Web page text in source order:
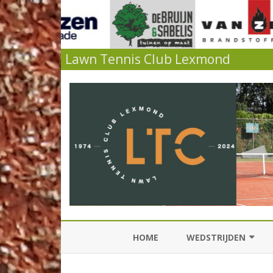
Lawn Tennis Club Lexmond
HOME WEDSTRIJDEN